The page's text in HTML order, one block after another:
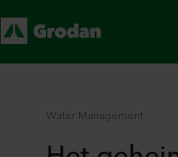
Water Management